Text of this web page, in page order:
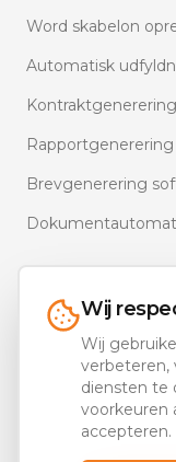
Wij
Wij
verbeteren,
diensten te
voorkeuren
accepteren.
Word skabelon
Automatisk
Kontraktgenerering
Brevgenerering
Ons portfolio